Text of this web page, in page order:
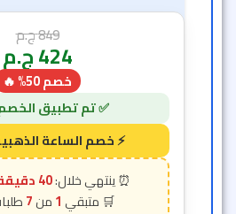
849ج.م
424ج.م
خصم 50% 🔥
40 دقيقة و 6 ثانية
1
7